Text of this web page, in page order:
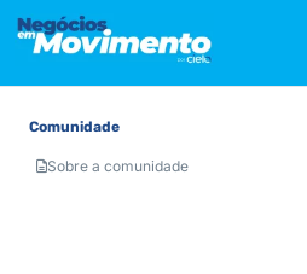
Comunidade
Sobre a comunidade